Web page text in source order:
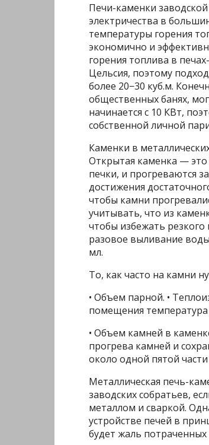
Печи-каменки
электричества в
температуры горения
экономично и
горения топлива в
Цельсия, поэтому
более 20−30 куб.м.
общественных банях,
начинается с 10 КВт,
собственной личной
Каменки в
Открытая каменка — это
печки, и прогреваются
достижения
чтобы камни
учитывать, что из
чтобы избежать
разовое выливание
мл.
То, как часто на камни
• Объем парной. •
помещения температура
• Объем камней в
прогрева камней и
около одной пятой
Металлическая печь-
заводских собратьев,
металлом и сваркой.
устройстве печей в
будет жаль